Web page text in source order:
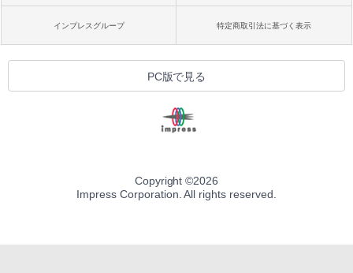
インプレスグループ 特定商取引法に基づく表示
PC版で見る
Copyright ©2026
Impress Corporation. All rights reserved.